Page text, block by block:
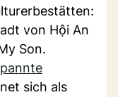
von Hội An
Son.
sich als